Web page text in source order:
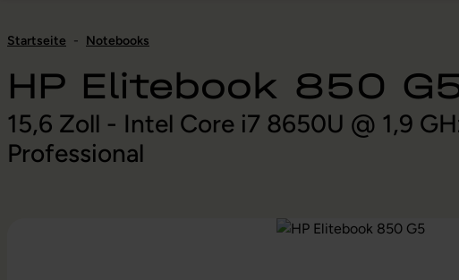
Startseite - Notebooks
HP Elitebook 850
15,6 Zoll - Intel Core i7 8650U @ 1,9
Professional